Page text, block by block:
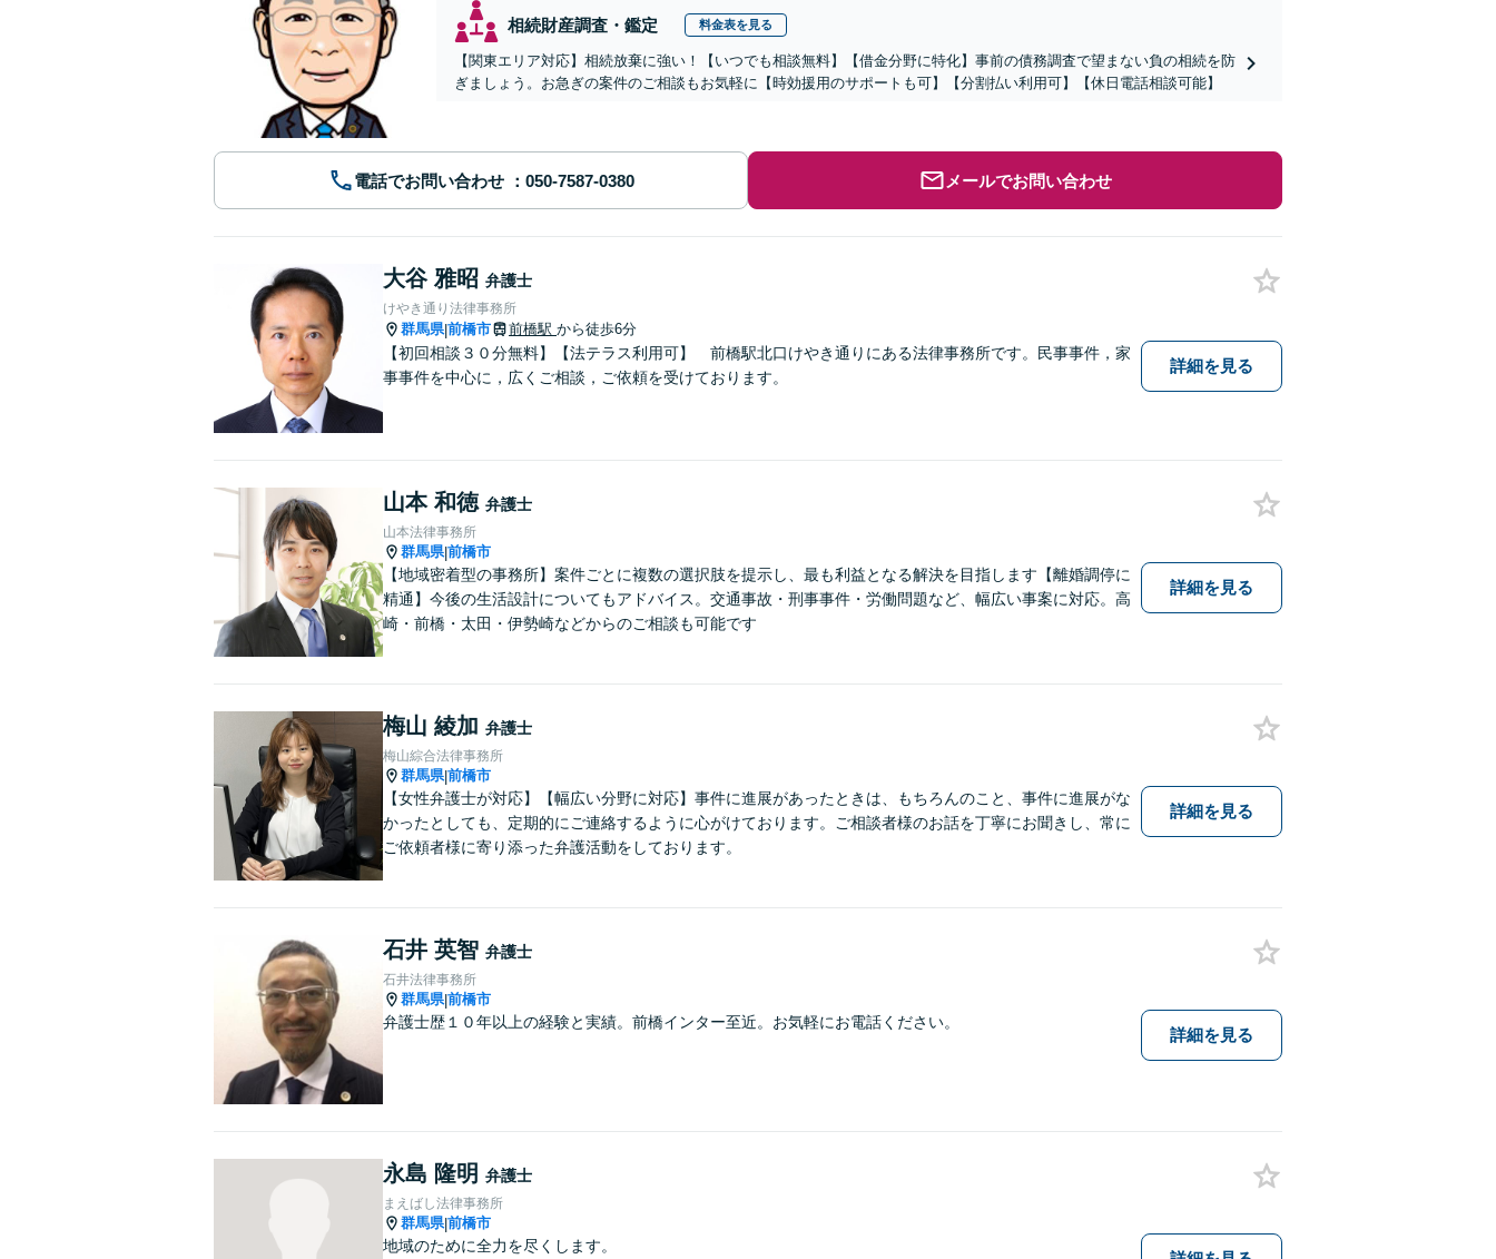
相続財産調査・鑑定 料金表を見る
【関東エリア対応】相続放棄に強い！【いつでも相談無料】【借金分野に特化】事前の債務調査で望まない負の相続を防
ぎましょう。お急ぎの案件のご相談もお気軽に【時効援用のサポートも可】【分割払い利用可】【休日電話相談可能】
電話でお問い合わせ メールでお問い合わせ
大谷 雅昭 弁護士
けやき通り法律事務所
群馬県|前橋市 前橋駅 から徒歩6分
【初回相談３０分無料】【法テラス利用可】 前橋駅北口けやき通りにある法律事務所です。民事事件，家
事事件を中心に，広くご相談，ご依頼を受けております。
詳細を見る
山本 和徳 弁護士
山本法律事務所
群馬県|前橋市
【地域密着型の事務所】案件ごとに複数の選択肢を提示し、最も利益となる解決を目指します【離婚調停に
精通】今後の生活設計についてもアドバイス。交通事故・刑事事件・労働問題など、幅広い事案に対応。高
崎・前橋・太田・伊勢崎などからのご相談も可能です
詳細を見る
梅山 綾加 弁護士
梅山綜合法律事務所
群馬県|前橋市
【女性弁護士が対応】【幅広い分野に対応】事件に進展があったときは、もちろんのこと、事件に進展がな
かったとしても、定期的にご連絡するように心がけております。ご相談者様のお話を丁寧にお聞きし、常に
ご依頼者様に寄り添った弁護活動をしております。
詳細を見る
石井 英智 弁護士
石井法律事務所
群馬県|前橋市
弁護士歴１０年以上の経験と実績。前橋インター至近。お気軽にお電話ください。
詳細を見る
永島 隆明 弁護士
まえばし法律事務所
群馬県|前橋市
地域のために全力を尽くします。